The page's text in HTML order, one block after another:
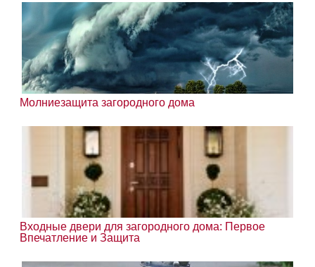
Молниезащита загородного дома
Входные двери для загородного дома: Первое
Впечатление и Защита